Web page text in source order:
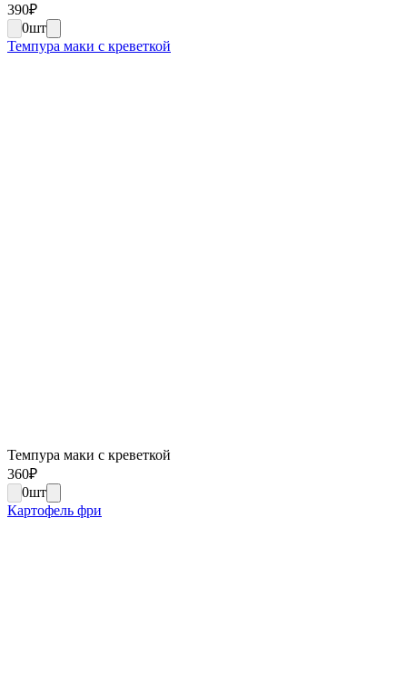
390₽
0шт
Темпура маки с креветкой
Темпура маки с креветкой
360₽
0шт
Картофель фри